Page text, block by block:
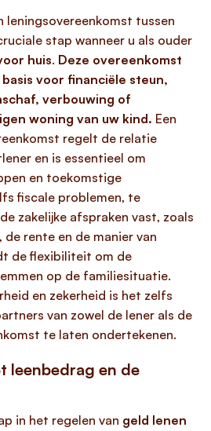
leningsovereenkomst tussen
stap wanneer u als ouder
huis. Deze overeenkomst
voor financiële steun,
verbouwing of
woning van uw kind. Een
regelt de relatie
en is essentieel om
en toekomstige
fiscale problemen, te
zakelijke afspraken vast, zoals
rente en de manier van
de flexibiliteit om de
op de familiesituatie.
en zekerheid is het zelfs
van zowel de lener als de
te laten ondertekenen.
leenbedrag en de
in het regelen van geld lenen